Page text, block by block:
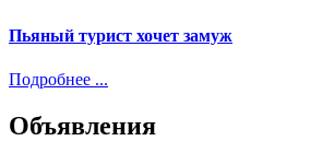
Пьяный турист хочет замуж
Подробнее ...
Объявления